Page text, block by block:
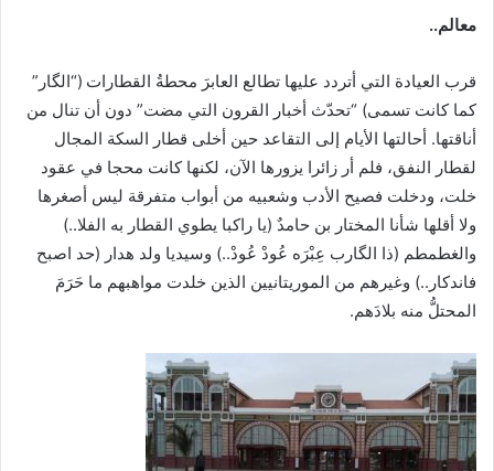
معالم..
قرب العيادة التي أتردد عليها تطالع العابرَ محطةُ القطارات (“الگار”
كما كانت تسمى) “تحدّث أخبار القرون التي مضت” دون أن تنال من
أناقتها. أحالتها الأيام إلى التقاعد حين أخلى قطار السكة المجال
لقطار النفق، فلم أر زائرا يزورها الآن، لكنها كانت محجا في عقود
خلت، ودخلت فصيح الأدب وشعبيه من أبواب متفرقة ليس أصغرها
ولا أقلها شأنا المختار بن حامدٌ (يا راكبا يطوي القطار به الفلا..)
والغطمطم (ذا الگارب عِبْرَه عُودْ عُودْ..) وسيديا ولد هدار (حد اصبح
فاندكار..) وغيرهم من الموريتانيين الذين خلدت مواهبهم ما حَرَمَ
المحتلُّ منه بلادَهم.